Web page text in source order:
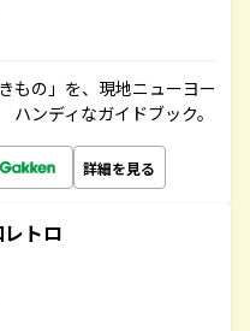
もの」を、現地ニューヨー
ンディなガイドブック。
詳細を見る
トロ